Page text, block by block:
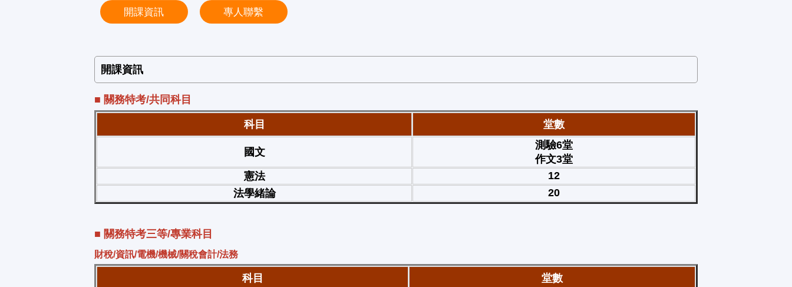
開課資訊 專人聯繫
開課資訊
■ 關務特考/共同科目
科目 堂數
國文
測驗6堂
作文3堂
憲法
12
法學緒論
20
■ 關務特考三等/專業科目
財稅/資訊/電機/機械/關稅會計/法務
科目
堂數